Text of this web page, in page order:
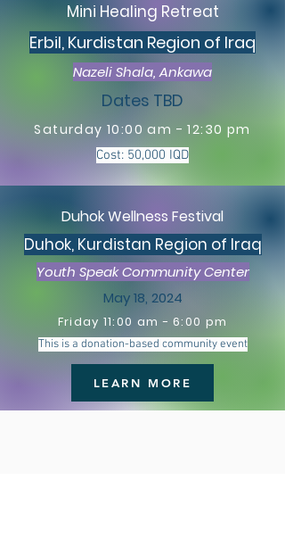
Mini Healing Retreat
Erbil, Kurdistan Region of Iraq
Nazeli Shala, Ankawa
Dates TBD
Saturday 10:00 am - 12:30 pm
Cost: 50,000 IQD
Duhok Wellness Festival
Duhok, Kurdistan Region of Iraq
Youth Speak Community Center
May 18, 2024
Friday 11:00 am - 6:00 pm
This is a donation-based community event
LEARN MORE